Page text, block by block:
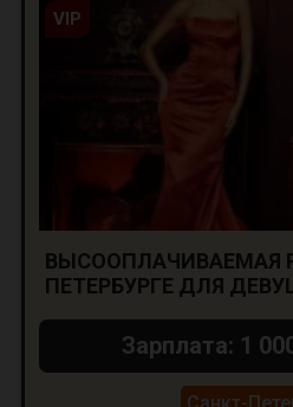
VIP
ВЫСООПЛАЧИВАЕМАЯ
ПЕТЕРБУРГЕ ДЛЯ
Зарплата: 1